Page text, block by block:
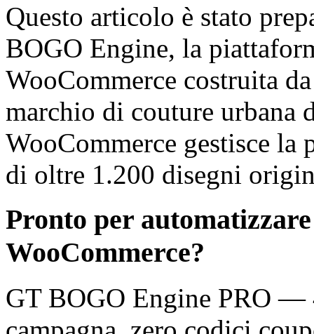
Questo articolo è stato
BOGO Engine, la
WooCommerce costruita
marchio di couture urbana
WooCommerce gestisce la
di oltre 1.200 disegni
Pronto per
WooCommerce?
GT BOGO Engine PRO —